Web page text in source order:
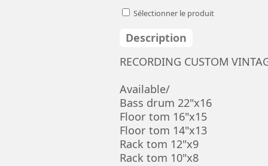
Sélectionner le produit
Description
RECORDING CUSTOM
Available/
Bass drum 22"x16
Floor tom 16"x15
Floor tom 14"x13
Rack tom 12"x9
Rack tom 10"x8